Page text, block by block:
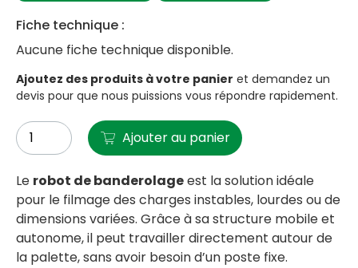
Fiche technique :
Aucune fiche technique disponible.
Ajoutez des produits à votre panier et demandez un
devis pour que nous puissions vous répondre rapidement.
Ajouter au panier
Le robot de banderolageest la solution idéale
pour le filmage des charges instables, lourdes ou de
dimensions variées. Grâce à sa structure mobile et
autonome, il peut travailler directement autour de
la palette, sans avoir besoin d’un poste fixe.